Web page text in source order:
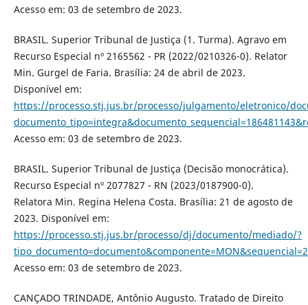
Acesso em: 03 de setembro de 2023.
BRASIL. Superior Tribunal de Justiça (1. Turma). Agravo em
Recurso Especial nº 2165562 - PR (2022/0210326-0). Relator
Min. Gurgel de Faria. Brasília: 24 de abril de 2023.
Disponível em:
https://processo.stj.jus.br/processo/julgamento/eletronico/
Acesso em: 03 de setembro de 2023.
BRASIL. Superior Tribunal de Justiça (Decisão monocrática).
Recurso Especial nº 2077827 - RN (2023/0187900-0).
Relatora Min. Regina Helena Costa. Brasília: 21 de agosto de
2023. Disponível em:
https://processo.stj.jus.br/processo/dj/documento/mediado/?
Acesso em: 03 de setembro de 2023.
CANÇADO TRINDADE, Antônio Augusto. Tratado de Direito